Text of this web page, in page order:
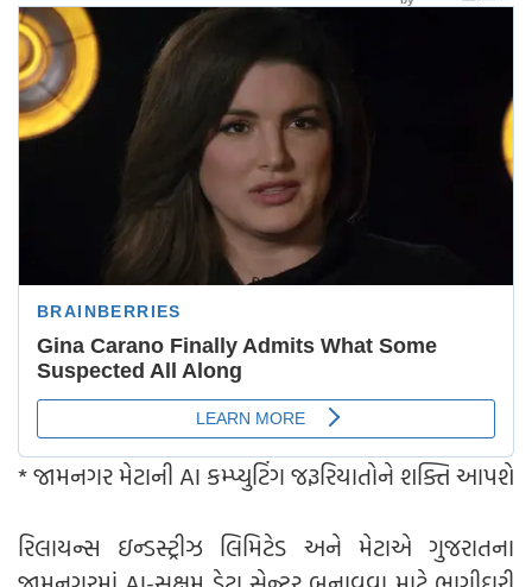
* જામનગર મેટાની AI કમ્પ્યુટિંગ જરૂરિયાતોને શક્તિ આપશે
રિલાયન્સ ઇન્ડસ્ટ્રીઝ લિમિટેડ અને મેટાએ ગુજરાતના